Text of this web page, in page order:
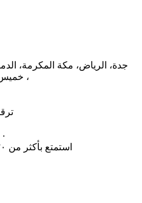
جدة، الرياض، مكة المكرمة،
خميس مشيط، االمدينة المنورة، لجبيل ،
استمتع بأكثر من ٣٠ حصة تمرين جماعي كل أسبوع